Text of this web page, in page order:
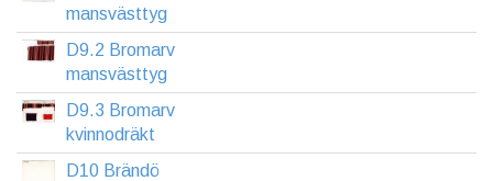
mansvästtyg
D9.2 Bromarv
mansvästtyg
D9.3 Bromarv
kvinnodräkt
D10 Brändö